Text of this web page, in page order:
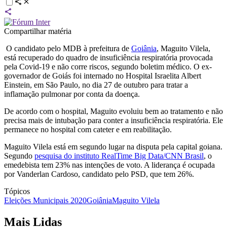
Compartilhar matéria
O candidato pelo MDB à prefeitura de Goiânia, Maguito Vilela,
está recuperado do quadro de insuficiência respiratória provocada
pela Covid-19 e não corre riscos, segundo boletim médico. O ex-
governador de Goiás foi internado no Hospital Israelita Albert
Einstein, em São Paulo, no dia 27 de outubro para tratar a
inflamação pulmonar por conta da doença.
De acordo com o hospital, Maguito evoluiu bem ao tratamento e não
precisa mais de intubação para conter a insuficiência respiratória. Ele
permanece no hospital com cateter e em reabilitação.
Maguito Vilela está em segundo lugar na disputa pela capital goiana.
Segundo pesquisa do instituto RealTime Big Data/CNN Brasil, o
emedebista tem 23% nas intenções de voto. A liderança é ocupada
por Vanderlan Cardoso, candidato pelo PSD, que tem 26%.
Tópicos
Eleições Municipais 2020GoiâniaMaguito Vilela
Mais Lidas